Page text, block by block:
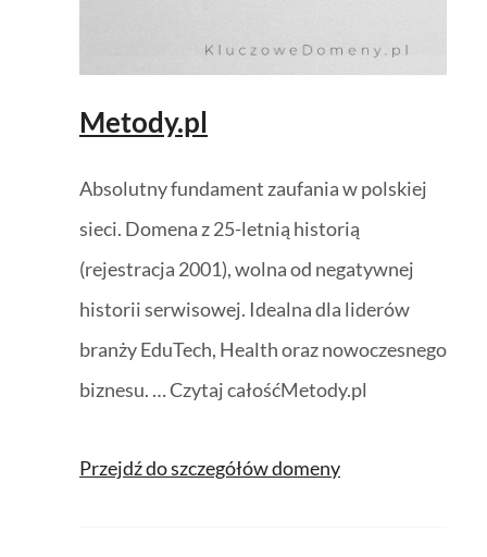
Metody.pl
Absolutny fundament zaufania w polskiej
sieci. Domena z 25-letnią historią
(rejestracja 2001), wolna od negatywnej
historii serwisowej. Idealna dla liderów
branży EduTech, Health oraz nowoczesnego
biznesu. … Czytaj całośćMetody.pl
Przejdź do szczegółów domeny